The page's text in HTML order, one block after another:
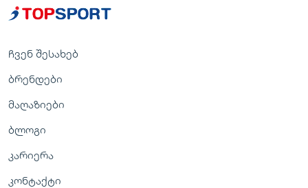
ჩვენ შესახებ
ბრენდები
მაღაზიები
ბლოგი
კარიერა
კონტაქტი